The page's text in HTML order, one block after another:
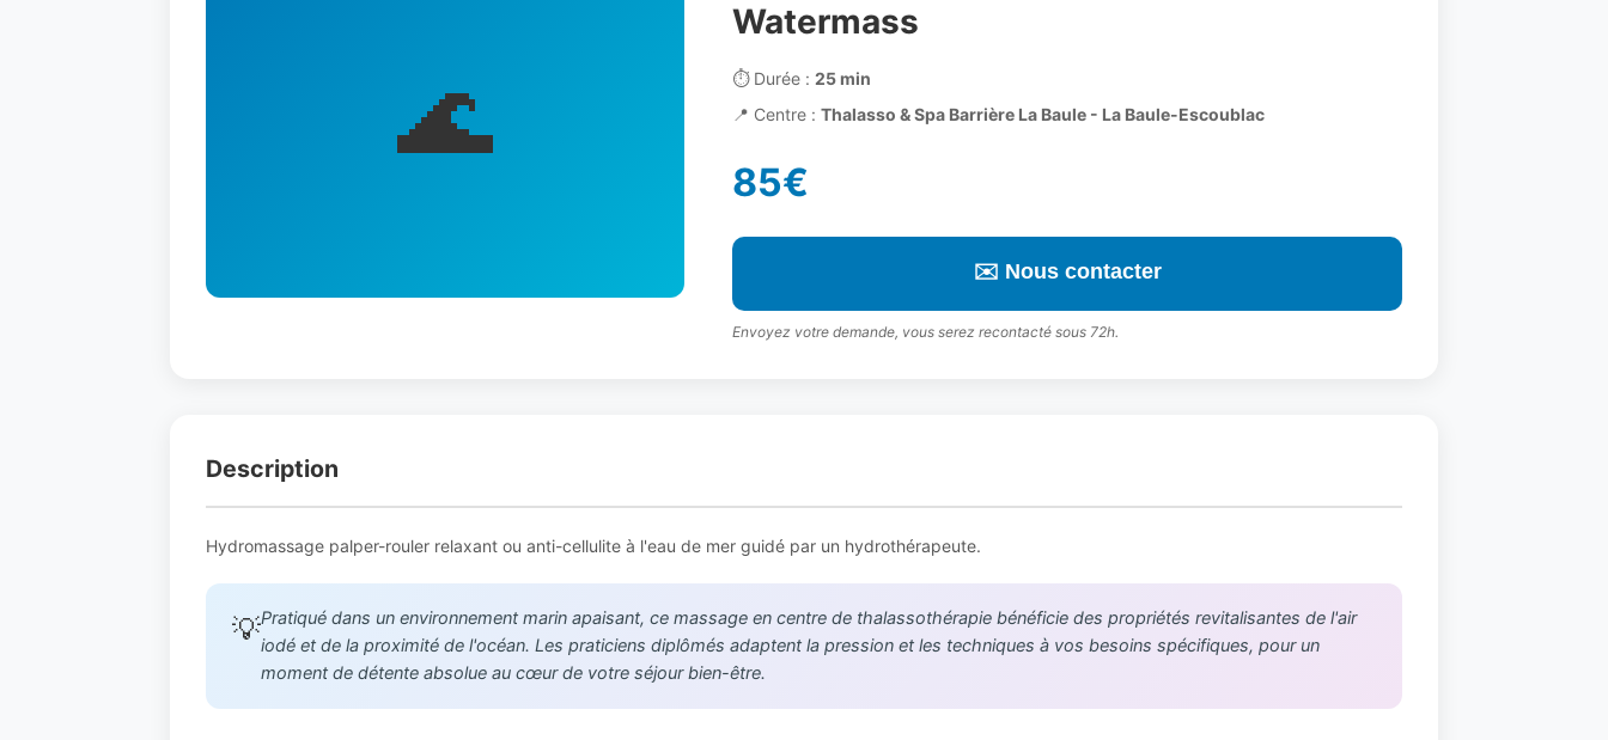
🌊
Watermass
⏱️Durée : 25 min
📍 Centre : Thalasso & Spa Barrière La Baule - La Baule-Escoublac
85€
✉️ Nous contacter
Envoyez votre demande, vous serez recontacté sous 72h.
Description
Hydromassage palper-rouler relaxant ou anti-cellulite à l'eau de mer guidé par un hydrothérapeute.
💡Pratiqué dans un environnement marin apaisant, ce massage en centre de thalassothérapie bénéficie des propriétés revitalisantes de l'air
iodé et de la proximité de l'océan. Les praticiens diplômés adaptent la pression et les techniques à vos besoins spécifiques, pour un
moment de détente absolue au cœur de votre séjour bien-être.